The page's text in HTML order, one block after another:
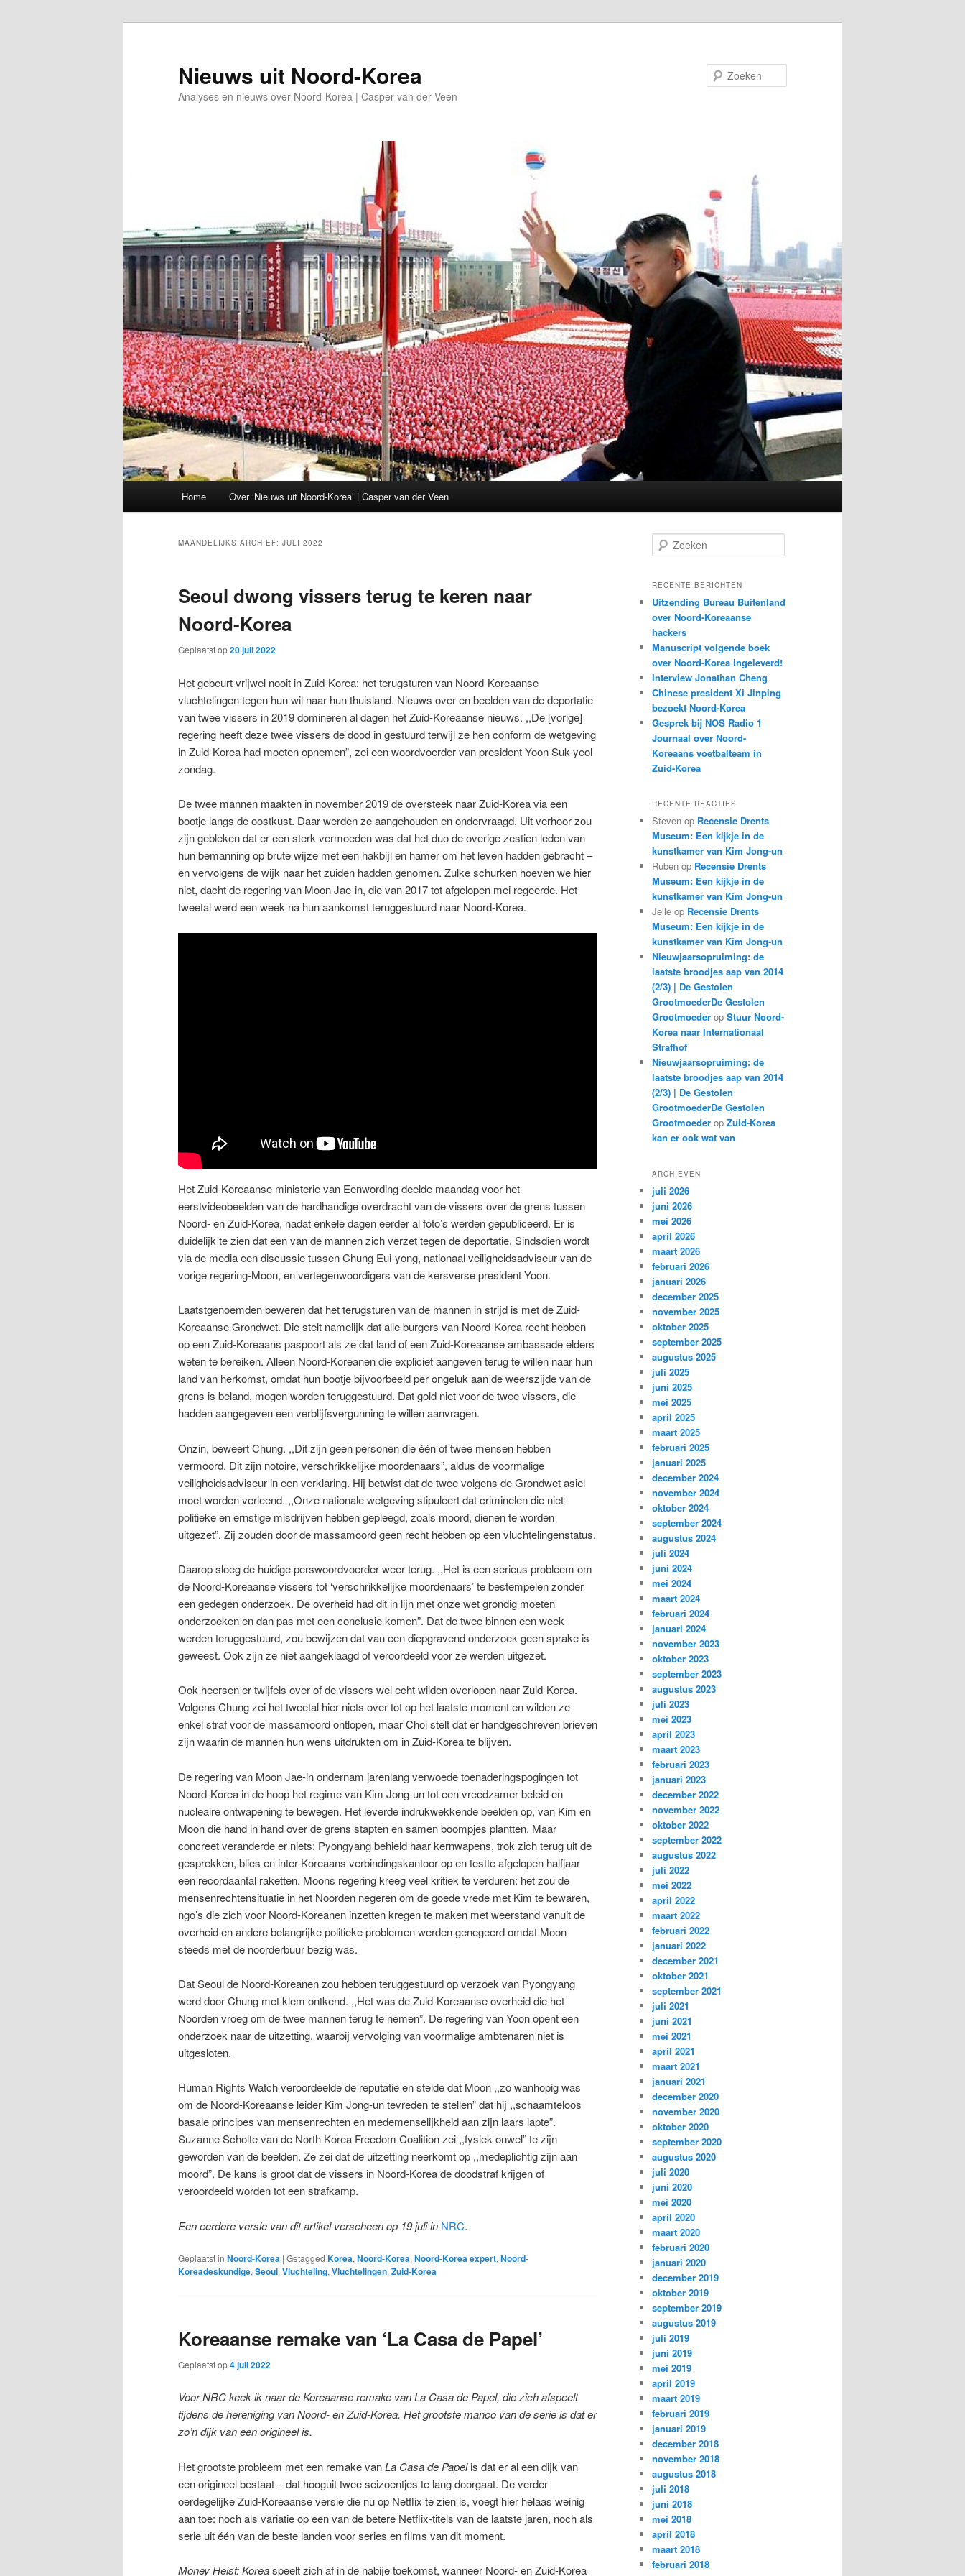
Nieuws uit Noord-Korea
Analyses en nieuws over Noord-Korea | Casper van der Veen
Home Over ‘Nieuws uit Noord-Korea’ | Casper van der Veen
MAANDELIJKS ARCHIEF: JULI 2022
Seoul dwong vissers terug te keren naar
Noord-Korea
Geplaatst op20 juli 2022
Het gebeurt vrijwel nooit in Zuid-Korea: het terugsturen van Noord-Koreaanse
vluchtelingen tegen hun wil naar hun thuisland. Nieuws over en beelden van de deportatie
van twee vissers in 2019 domineren al dagen het Zuid-Koreaanse nieuws. ,,De [vorige]
regering heeft deze twee vissers de dood in gestuurd terwijl ze hen conform de wetgeving
in Zuid-Korea had moeten opnemen”, zei een woordvoerder van president Yoon Suk-yeol
zondag.
De twee mannen maakten in november 2019 de oversteek naar Zuid-Korea via een
bootje langs de oostkust. Daar werden ze aangehouden en ondervraagd. Uit verhoor zou
zijn gebleken dat er een sterk vermoeden was dat het duo de overige zestien leden van
hun bemanning op brute wijze met een hakbijl en hamer om het leven hadden gebracht –
en vervolgens de wijk naar het zuiden hadden genomen. Zulke schurken hoeven we hier
niet, dacht de regering van Moon Jae-in, die van 2017 tot afgelopen mei regeerde. Het
tweetal werd een week na hun aankomst teruggestuurd naar Noord-Korea.
Het Zuid-Koreaanse ministerie van Eenwording deelde maandag voor het
eerstvideobeelden van de hardhandige overdracht van de vissers over de grens tussen
Noord- en Zuid-Korea, nadat enkele dagen eerder al foto’s werden gepubliceerd. Er is
duidelijk te zien dat een van de mannen zich verzet tegen de deportatie. Sindsdien wordt
via de media een discussie tussen Chung Eui-yong, nationaal veiligheidsadviseur van de
vorige regering-Moon, en vertegenwoordigers van de kersverse president Yoon.
Laatstgenoemden beweren dat het terugsturen van de mannen in strijd is met de Zuid-
Koreaanse Grondwet. Die stelt namelijk dat alle burgers van Noord-Korea recht hebben
op een Zuid-Koreaans paspoort als ze dat land of een Zuid-Koreaanse ambassade elders
weten te bereiken. Alleen Noord-Koreanen die expliciet aangeven terug te willen naar hun
land van herkomst, omdat hun bootje bijvoorbeeld per ongeluk aan de weerszijde van de
grens is beland, mogen worden teruggestuurd. Dat gold niet voor de twee vissers, die
hadden aangegeven een verblijfsvergunning te willen aanvragen.
Onzin, beweert Chung. ,,Dit zijn geen personen die één of twee mensen hebben
vermoord. Dit zijn notoire, verschrikkelijke moordenaars”, aldus de voormalige
veiligheidsadviseur in een verklaring. Hij betwist dat de twee volgens de Grondwet asiel
moet worden verleend. ,,Onze nationale wetgeving stipuleert dat criminelen die niet-
politieke en ernstige misdrijven hebben gepleegd, zoals moord, dienen te worden
uitgezet”. Zij zouden door de massamoord geen recht hebben op een vluchtelingenstatus.
Daarop sloeg de huidige perswoordvoerder weer terug. ,,Het is een serieus probleem om
de Noord-Koreaanse vissers tot ‘verschrikkelijke moordenaars’ te bestempelen zonder
een gedegen onderzoek. De overheid had dit in lijn met onze wet grondig moeten
onderzoeken en dan pas met een conclusie komen”. Dat de twee binnen een week
werden teruggestuurd, zou bewijzen dat van een diepgravend onderzoek geen sprake is
geweest. Ook zijn ze niet aangeklaagd of veroordeeld voor ze werden uitgezet.
Ook heersen er twijfels over of de vissers wel echt wilden overlopen naar Zuid-Korea.
Volgens Chung zei het tweetal hier niets over tot op het laatste moment en wilden ze
enkel straf voor de massamoord ontlopen, maar Choi stelt dat er handgeschreven brieven
zijn waarin de mannen hun wens uitdrukten om in Zuid-Korea te blijven.
De regering van Moon Jae-in ondernam jarenlang verwoede toenaderingspogingen tot
Noord-Korea in de hoop het regime van Kim Jong-un tot een vreedzamer beleid en
nucleaire ontwapening te bewegen. Het leverde indrukwekkende beelden op, van Kim en
Moon die hand in hand over de grens stapten en samen boompjes plantten. Maar
concreet veranderde er niets: Pyongyang behield haar kernwapens, trok zich terug uit de
gesprekken, blies en inter-Koreaans verbindingskantoor op en testte afgelopen halfjaar
een recordaantal raketten. Moons regering kreeg veel kritiek te verduren: het zou de
mensenrechtensituatie in het Noorden negeren om de goede vrede met Kim te bewaren,
ngo’s die zich voor Noord-Koreanen inzetten kregen te maken met weerstand vanuit de
overheid en andere belangrijke politieke problemen werden genegeerd omdat Moon
steeds met de noorderbuur bezig was.
Dat Seoul de Noord-Koreanen zou hebben teruggestuurd op verzoek van Pyongyang
werd door Chung met klem ontkend. ,,Het was de Zuid-Koreaanse overheid die het
Noorden vroeg om de twee mannen terug te nemen”. De regering van Yoon opent een
onderzoek naar de uitzetting, waarbij vervolging van voormalige ambtenaren niet is
uitgesloten.
Human Rights Watch veroordeelde de reputatie en stelde dat Moon ,,zo wanhopig was
om de Noord-Koreaanse leider Kim Jong-un tevreden te stellen” dat hij ,,schaamteloos
basale principes van mensenrechten en medemenselijkheid aan zijn laars lapte”.
Suzanne Scholte van de North Korea Freedom Coalition zei ,,fysiek onwel” te zijn
geworden van de beelden. Ze zei dat de uitzetting neerkomt op ,,medeplichtig zijn aan
moord”. De kans is groot dat de vissers in Noord-Korea de doodstraf krijgen of
veroordeeld worden tot een strafkamp.
Een eerdere versie van dit artikel verscheen op 19 juli in NRC.
Geplaatst in Noord-Korea | Getagged Korea, Noord-Korea, Noord-Korea expert, Noord-
Koreadeskundige, Seoul, Vluchteling, Vluchtelingen, Zuid-Korea
Koreaanse remake van ‘La Casa de Papel’
Geplaatst op4 juli 2022
Voor NRC keek ik naar de Koreaanse remake van La Casa de Papel, die zich afspeelt
tijdens de hereniging van Noord- en Zuid-Korea. Het grootste manco van de serie is dat er
zo’n dijk van een origineel is.
Het grootste probleem met een remake vanLa Casa de Papelis dat er al een dijk van
een origineel bestaat – dat hooguit twee seizoentjes te lang doorgaat. De verder
oerdegelijke Zuid-Koreaanse versie die nu op Netflix te zien is, voegt hier helaas weinig
aan toe: noch als variatie op een van de betere Netflix-titels van de laatste jaren, noch als
serie uit één van de beste landen voor series en films van dit moment.
Money Heist: Koreaspeelt zich af in de nabije toekomst, wanneer Noord- en Zuid-Korea
o
k
n
RECENTE BERICHTEN
Uitzending Bureau Buitenland
over Noord-Koreaanse
hackers
Manuscript volgende boek
over Noord-Korea ingeleverd!
Interview Jonathan Cheng
Chinese president Xi Jinping
bezoekt Noord-Korea
Gesprek bij NOS Radio 1
Journaal over Noord-
Koreaans voetbalteam in
Zuid-Korea
RECENTE REACTIES
Steven op Recensie Drents
Museum: Een kijkje in de
kunstkamer van Kim Jong-un
Ruben op Recensie Drents
Museum: Een kijkje in de
kunstkamer van Kim Jong-un
Jelle op Recensie Drents
Museum: Een kijkje in de
kunstkamer van Kim Jong-un
Nieuwjaarsopruiming: de
laatste broodjes aap van 2014
(2/3) | De Gestolen
GrootmoederDe Gestolen
Grootmoeder op Stuur Noord-
Korea naar Internationaal
Strafhof
Nieuwjaarsopruiming: de
laatste broodjes aap van 2014
(2/3) | De Gestolen
GrootmoederDe Gestolen
Grootmoeder op Zuid-Korea
kan er ook wat van
ARCHIEVEN
juli 2026
juni 2026
mei 2026
april 2026
maart 2026
februari 2026
januari 2026
december 2025
november 2025
oktober 2025
september 2025
augustus 2025
juli 2025
juni 2025
mei 2025
april 2025
maart 2025
februari 2025
januari 2025
december 2024
november 2024
oktober 2024
september 2024
augustus 2024
juli 2024
juni 2024
mei 2024
maart 2024
februari 2024
januari 2024
november 2023
oktober 2023
september 2023
augustus 2023
juli 2023
mei 2023
april 2023
maart 2023
februari 2023
januari 2023
december 2022
november 2022
oktober 2022
september 2022
augustus 2022
juli 2022
mei 2022
april 2022
maart 2022
februari 2022
januari 2022
december 2021
oktober 2021
september 2021
juli 2021
juni 2021
mei 2021
april 2021
maart 2021
januari 2021
december 2020
november 2020
oktober 2020
september 2020
augustus 2020
juli 2020
juni 2020
mei 2020
april 2020
maart 2020
februari 2020
januari 2020
december 2019
oktober 2019
september 2019
augustus 2019
juli 2019
juni 2019
mei 2019
april 2019
maart 2019
februari 2019
januari 2019
december 2018
november 2018
augustus 2018
juli 2018
juni 2018
mei 2018
april 2018
maart 2018
februari 2018